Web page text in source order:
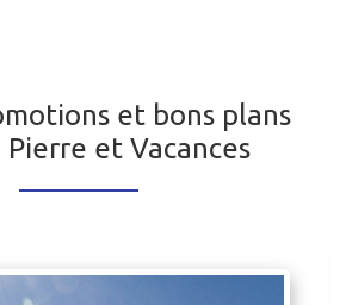
et bons plans
et Vacances